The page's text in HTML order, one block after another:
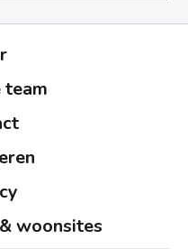
team
woonsites